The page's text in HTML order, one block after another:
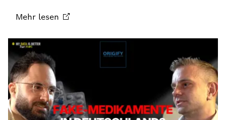
Mehr lesen